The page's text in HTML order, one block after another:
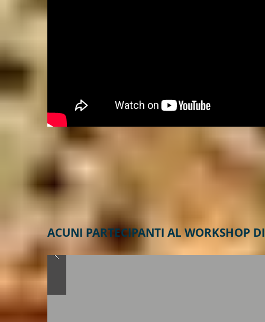
ACUNI PARTECIPANTI AL WORKSHOP